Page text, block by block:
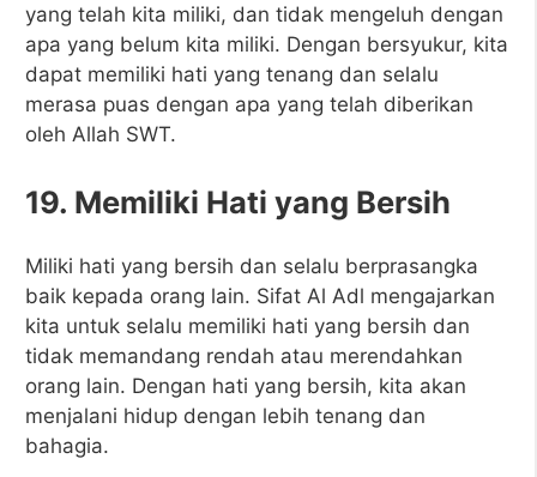
yang telah kita miliki, dan tidak mengeluh dengan
apa yang belum kita miliki. Dengan bersyukur, kita
dapat memiliki hati yang tenang dan selalu
merasa puas dengan apa yang telah diberikan
oleh Allah SWT.
19. Memiliki Hati yang Bersih
Miliki hati yang bersih dan selalu berprasangka
baik kepada orang lain. Sifat Al Adl mengajarkan
kita untuk selalu memiliki hati yang bersih dan
tidak memandang rendah atau merendahkan
orang lain. Dengan hati yang bersih, kita akan
menjalani hidup dengan lebih tenang dan
bahagia.